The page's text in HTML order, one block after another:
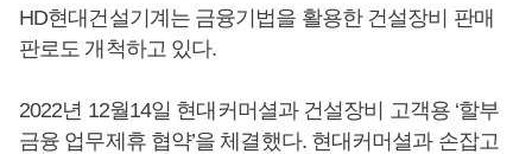
HD현대건설기계는 금융기법을 활용한 건설장비 판매
판로도 개척하고 있다.
2022년 12월14일 현대커머셜과 건설장비 고객용 ‘할부
금융 업무제휴 협약’을 체결했다. 현대커머셜과 손잡고